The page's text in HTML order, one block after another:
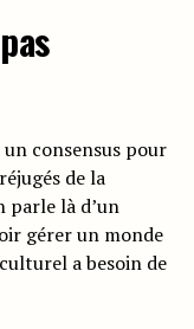
consensus pour
de la
parle là d’un
gérer un monde
a besoin de